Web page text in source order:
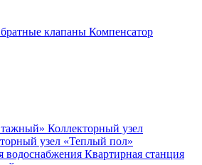
клапаны Компенсатор
Коллекторный узел
узел «Теплый пол»
водоснабжения Квартирная станция